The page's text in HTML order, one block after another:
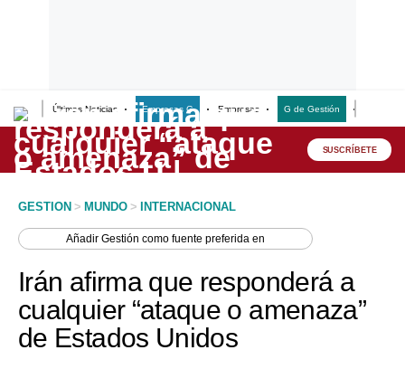
Últimas Noticias Empresas G Empresas G de Gestión
Lo último
Peru Quiosco
Economía
Mercados
SUSCRÍBETE
GESTION > MUNDO > INTERNACIONAL
AñadirGestión como fuente preferida en
Irán afirma que responderá a
cualquier “ataque o amenaza”
de Estados Unidos